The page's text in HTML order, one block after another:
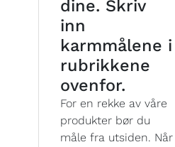
dine. Skriv
inn
karmmålene i
rubrikkene
ovenfor.
For en rekke av våre
produkter bør du
måle fra utsiden. Når